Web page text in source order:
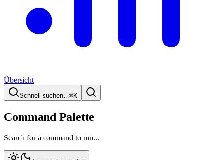
Übersicht
Schnell suchen…⌘K
Command Palette
Search for a command to run...